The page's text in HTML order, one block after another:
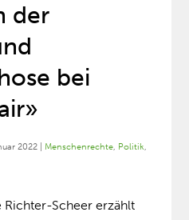
der
bei
2022 Menschenrechte, Politik,
Scheer erzählt